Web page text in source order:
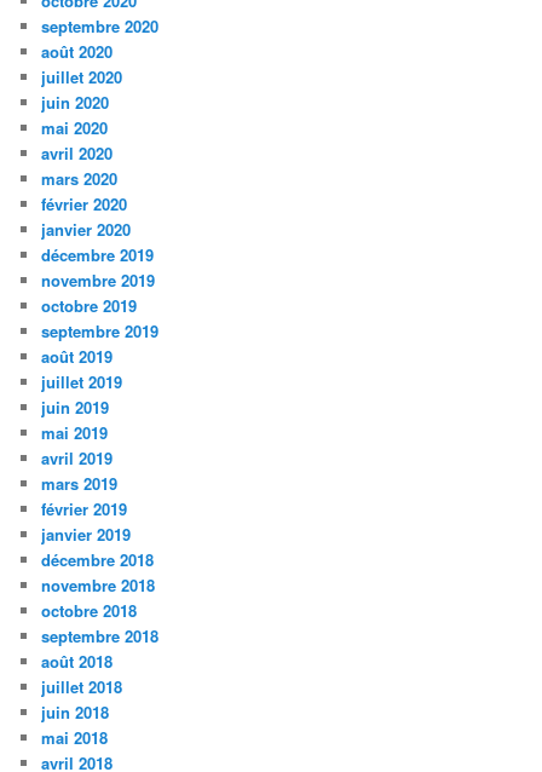
septembre 2020
août 2020
juillet 2020
juin 2020
mai 2020
avril 2020
mars 2020
février 2020
janvier 2020
décembre 2019
novembre 2019
octobre 2019
septembre 2019
août 2019
juillet 2019
juin 2019
mai 2019
avril 2019
mars 2019
février 2019
janvier 2019
décembre 2018
novembre 2018
octobre 2018
septembre 2018
août 2018
juillet 2018
juin 2018
mai 2018
avril 2018